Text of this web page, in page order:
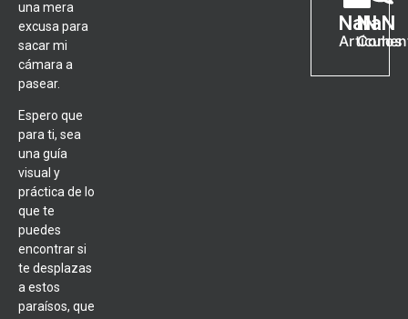
una mera
excusa para
sacar mi
cámara a
pasear.
Espero que
para ti, sea
una guía
visual y
práctica de lo
que te
puedes
encontrar si
te desplazas
a estos
paraísos, que
NaN
Artículos
NaN